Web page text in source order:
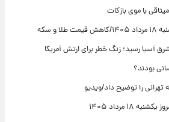
با موی بازکات
و سکه
آسیا رسید؛ زنگ خطر برای ارتش آمریکا
بودند؟
تهرانی را توضیح داد/ویدیو
مرداد ۱۴۰۵